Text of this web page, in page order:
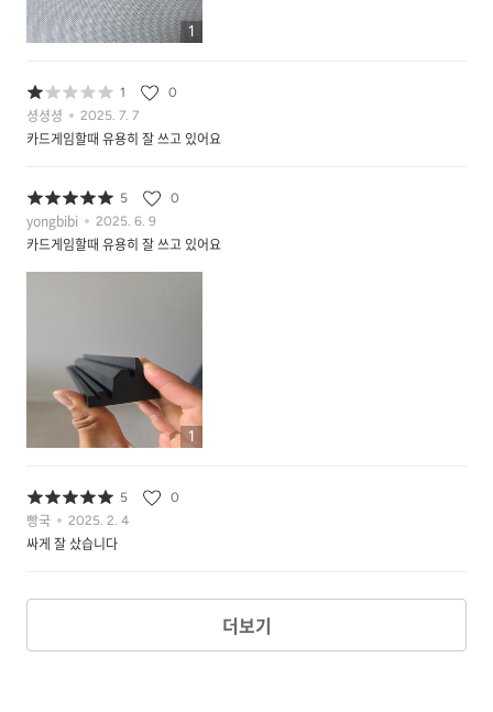
1
1 0
셩셩셩 2025. 7. 7
카드게임할때 유용히 잘 쓰고 있어요
5 0
yongbibi 2025. 6. 9
카드게임할때 유용히 잘 쓰고 있어요
1
5 0
빵국 2025. 2. 4
싸게 잘 샀습니다
더보기